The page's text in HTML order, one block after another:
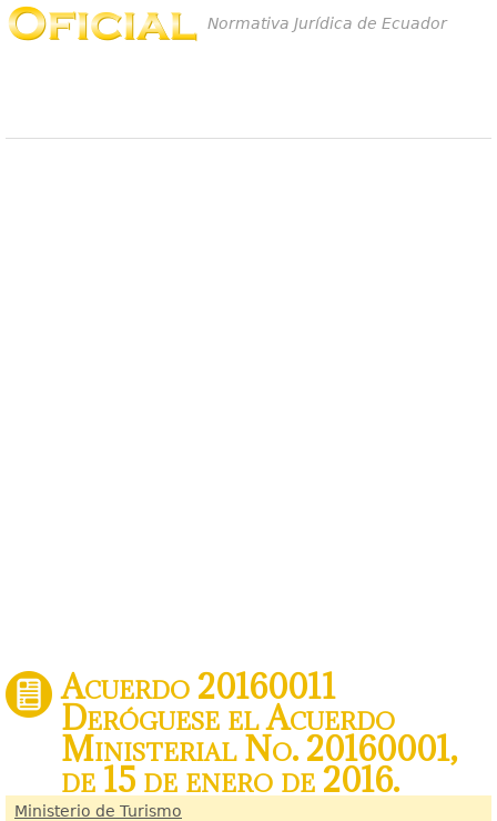
Normativa Jurídica de Ecuador
Acuerdo 20160011
Deróguese el Acuerdo
Ministerial No. 20160001,
de 15 de enero de 2016.
Ministerio de Turismo